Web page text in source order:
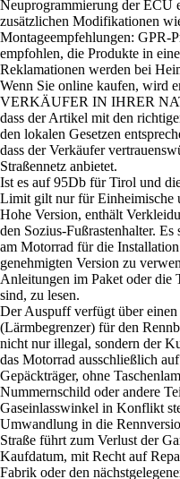
Neuprogrammierung der ECU
zusätzlichen Modifikationen
Montageempfehlungen: GPR-
empfohlen, die Produkte in
Reklamationen werden bei
Wenn Sie online kaufen, wird
VERKÄUFER IN IHRER
dass der Artikel mit den
den lokalen Gesetzen
dass der Verkäufer
Straßennetz anbietet.
Ist es auf 95Db für Tirol und
Limit gilt nur für Einheimische
Hohe Version, enthält
den Sozius-Fußrastenhalter.
am Motorrad für die
genehmigten Version zu
Anleitungen im Paket oder die
sind, zu lesen.
Der Auspuff verfügt über
(Lärmbegrenzer) für den
nicht nur illegal, sondern der
das Motorrad ausschließlich
Gepäckträger, ohne
Nummernschild oder andere
Gaseinlasswinkel in Konflikt
Umwandlung in die
Straße führt zum Verlust der
Kaufdatum, mit Recht auf
Fabrik oder den